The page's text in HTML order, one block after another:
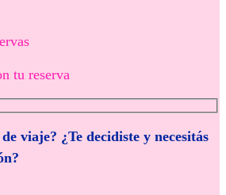
tu reserva
viaje? ¿Te decidiste y necesitás